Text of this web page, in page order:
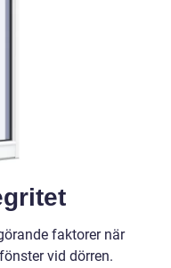
faktorer när
vid dörren.